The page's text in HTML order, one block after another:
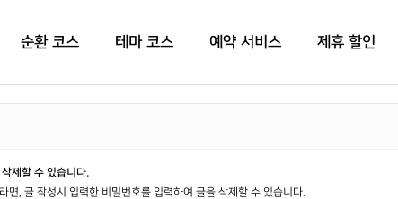
순환 코스 테마 코스 예약 서비스 제휴 할인
제할 수 있습니다.
면, 글 작성시 입력한 비밀번호를 입력하여 글을 삭제할 수 있습니다.